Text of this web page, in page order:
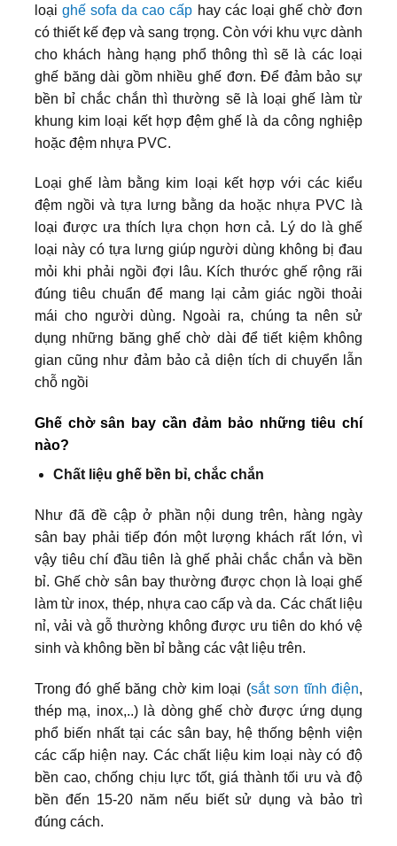
loạighế sofa da cao cấp hay các loại ghế chờ đơn
có thiết kế đẹp và sang trọng. Còn với khu vực dành
cho khách hàng hạng phổ thông thì sẽ là các loại
ghế băng dài gồm nhiều ghế đơn. Để đảm bảo sự
bền bỉ chắc chắn thì thường sẽ là loại ghế làm từ
khung kim loại kết hợp đệm ghế là da công nghiệp
hoặc đệm nhựa PVC.
Loại ghế làm bằng kim loại kết hợp với các kiểu
đệm ngồi và tựa lưng bằng da hoặc nhựa PVC là
loại được ưa thích lựa chọn hơn cả. Lý do là ghế
loại này có tựa lưng giúp người dùng không bị đau
mỏi khi phải ngồi đợi lâu. Kích thước ghế rộng rãi
đúng tiêu chuẩn để mang lại cảm giác ngồi thoải
mái cho người dùng. Ngoài ra, chúng ta nên sử
dụng những băng ghế chờ dài để tiết kiệm không
gian cũng như đảm bảo cả diện tích di chuyển lẫn
chỗ ngồi
Ghế chờ sân bay cần đảm bảo những tiêu chí
nào?
Chất liệu ghế bền bỉ, chắc chắn
Như đã đề cập ở phần nội dung trên, hàng ngày
sân bay phải tiếp đón một lượng khách rất lớn, vì
vậy tiêu chí đầu tiên là ghế phải chắc chắn và bền
bỉ. Ghế chờ sân bay thường được chọn là loại ghế
làm từ inox, thép, nhựa cao cấp và da. Các chất liệu
nỉ, vải và gỗ thường không được ưu tiên do khó vệ
sinh và không bền bỉ bằng các vật liệu trên.
Trong đó ghế băng chờ kim loại (sắt sơn tĩnh điện,
thép mạ, inox,..) là dòng ghế chờ được ứng dụng
phổ biến nhất tại các sân bay, hệ thống bệnh viện
các cấp hiện nay. Các chất liệu kim loại này có độ
bền cao, chống chịu lực tốt, giá thành tối ưu và độ
bền đến 15-20 năm nếu biết sử dụng và bảo trì
đúng cách.